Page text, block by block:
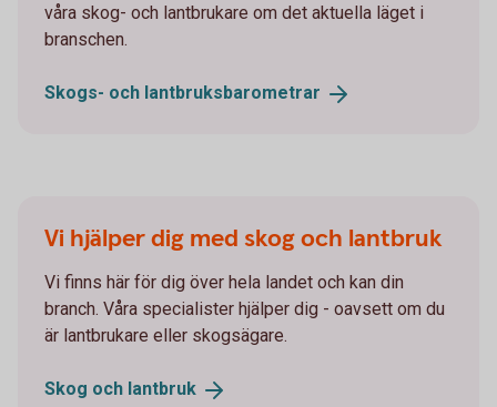
våra skog- och lantbrukare om det aktuella läget i
branschen.
Skogs- och lantbruksbarometrar
Vi hjälper dig med skog och lantbruk
Vi finns här för dig över hela landet och kan din
branch. Våra specialister hjälper dig - oavsett om du
är lantbrukare eller skogsägare.
Skog och lantbruk